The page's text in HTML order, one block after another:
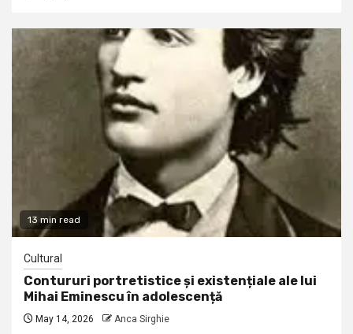
13 min read
Cultural
Contururi portretistice și existențiale ale lui
Mihai Eminescu în adolescență
May 14, 2026 Anca Sirghie